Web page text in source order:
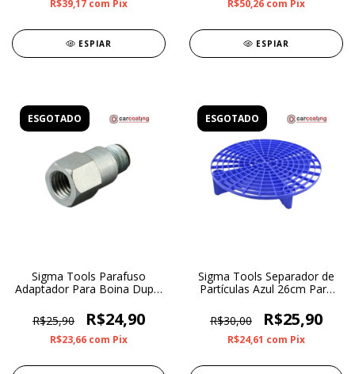
R$39,17 com Pix
ESPIAR
R$50,26 com Pix
ESPIAR
ESGOTADO
Sigma Tools Parafuso
Adaptador Para Boina Dupla
R$25,90
R$24,90
R$23,66 com Pix
ESGOTADO
Sigma Tools Separador de
Partículas Azul 26cm Para
R$30,00
R$25,90
R$24,61 com Pix